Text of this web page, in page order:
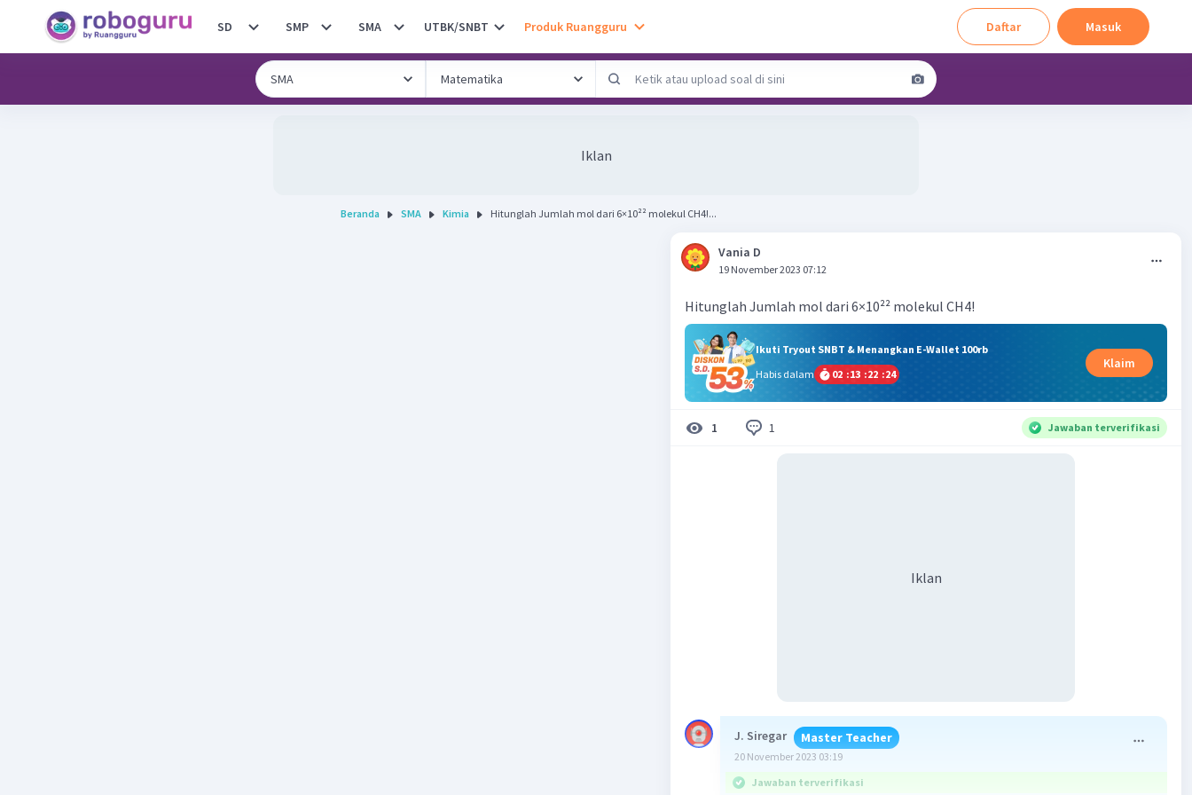
SD SMP SMA UTBK/SNBT Produk Ruangguru Daftar Masuk
Iklan
Beranda SMA Kimia Hitunglah Jumlah mol dari 6×10²² molekul CH4!...
Vania D
19 November 2023 07:12
Hitunglah Jumlah mol dari 6×10²² molekul CH4!
Ikuti Tryout SNBT & Menangkan E-Wallet 100rb
Habis dalam
02 :13 :22 :24
Klaim
1 1 Jawaban terverifikasi
Iklan
J. Siregar Master Teacher
20 November 2023 03:19
Jawaban terverifikasi